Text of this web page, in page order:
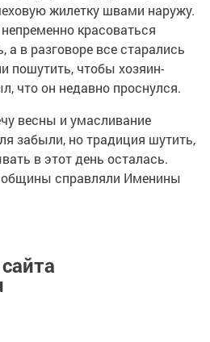
жилетку швами наружу.
красоваться
а в разговоре все старались
пошутить, чтобы хозяин-
что он недавно проснулся.
весны и умасливание
забыли, но традиция шутить,
в этот день осталась.
общины справляли Именины